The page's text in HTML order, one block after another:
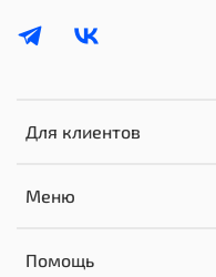
Для клиентов
Меню
Помощь